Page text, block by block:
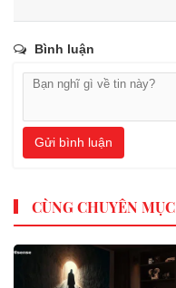
Bình luận
Gửi bình luận
CÙNG CHUYÊN MỤC